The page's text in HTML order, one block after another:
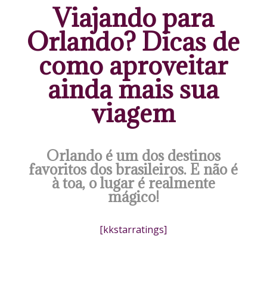
Viajando para
Orlando? Dicas de
como aproveitar
ainda mais sua
viagem
Orlando é um dos destinos
favoritos dos brasileiros. E não é
à toa, o lugar é realmente
mágico!
[kkstarratings]